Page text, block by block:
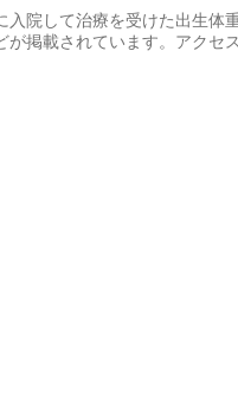
院して治療を受けた出生体
掲載されています。アクセ